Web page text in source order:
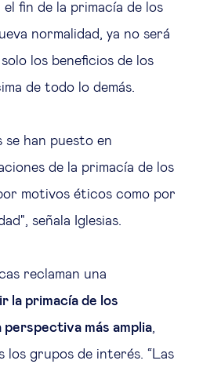
fin de la primacía de los
normalidad, ya no será
los beneficios de los
de todo lo demás.
se han puesto en
de la primacía de los
motivos éticos como por
señala Iglesias.
reclaman una
la primacía de los
más amplia,
los grupos de interés. “Las